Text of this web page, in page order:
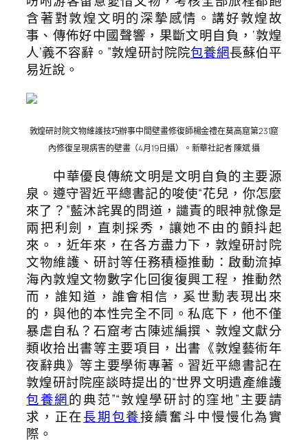
含著對敦煌文明的深摯感情。講好敦煌故
事、傳佈好中國聲響，果斷文明自負，‘敦煌
人’義不容辭。”敦煌研討院院包養網長蘇伯平
易近說。
敦煌研討院文物維護技巧辦事中間壁畫修復師楊金禮在莫高窟第231窟
內修復呈現病害的壁畫（4月19日攝）。新華社記者 陳斌 攝
中華優良傳統文明是文明自負的主要源
泉。遵守習近平總書記的唆使“花兒，你怎麼
來了？”藍沐詫異的問道，譴責的眼神就像是
兩把利劍，直刺採秀，讓她不由的顫抖起
來。，近年來，在各方盡力下，敦煌研討院
文物維護、研討等任務積極推動：啟動流掉
海內敦煌文物數字化回復復興工程，推動然
而，誰知道，誰會相信，奚世勳表現出來
的，與他的本性完全不同。私底下，他不僅
暴虐自私？石窟考古陳述編撰、敦煌文獻分
類收拾出書等主要項目，出書《敦煌藝術年
夜辭典》等主要學術專著。習近平總書記在
敦煌研討院座談時提出的“世界文明遺產維護
包養網的典范”“敦煌學研討的窪地”主要請
求，正在長期包養接續奮斗中慢慢化為實
際。